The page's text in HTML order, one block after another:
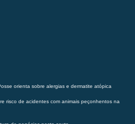
orienta sobre alergias e dermatite atópica
risco de acidentes com animais peçonhentos na